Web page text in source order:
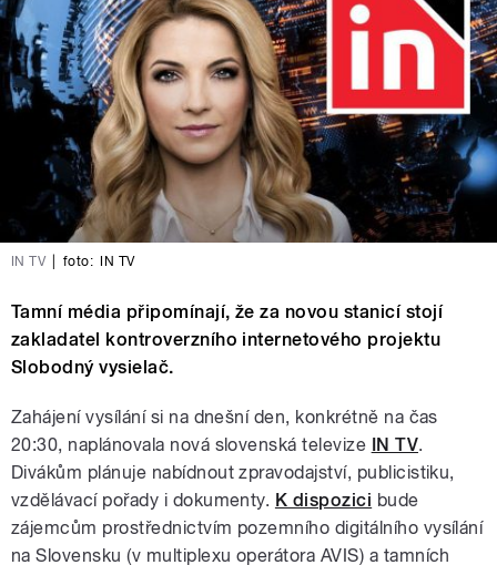
IN TV foto: IN TV
Tamní média připomínají, že za novou stanicí stojí
zakladatel kontroverzního internetového projektu
Slobodný vysielač.
Zahájení vysílání si na dnešní den, konkrétně na čas
20:30, naplánovala nová slovenská televize IN TV.
Divákům plánuje nabídnout zpravodajství, publicistiku,
vzdělávací pořady i dokumenty. K dispozici bude
zájemcům prostřednictvím pozemního digitálního vysílání
na Slovensku (v multiplexu operátora AVIS) a tamních